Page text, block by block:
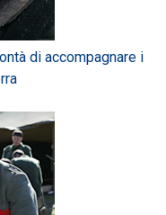
di accompagnare i